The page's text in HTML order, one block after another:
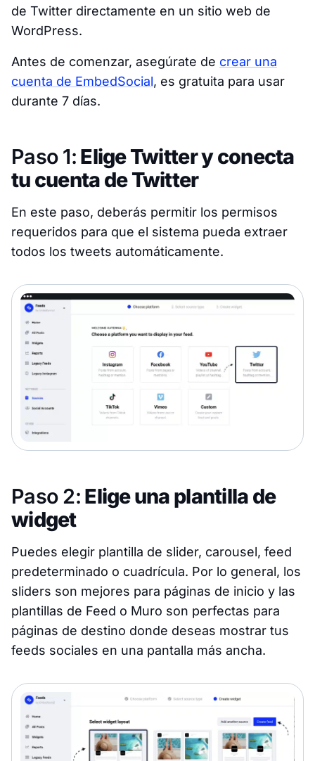
de Twitter directamente en un sitio web de
WordPress.
Antes de comenzar, asegúrate de crear una
cuenta de EmbedSocial, es gratuita para usar
durante 7 días.
Paso 1: Elige Twitter y conecta
tu cuenta de Twitter
En este paso, deberás permitir los permisos
requeridos para que el sistema pueda extraer
todos los tweets automáticamente.
Paso 2: Elige una plantilla de
widget
Puedes elegir plantilla de slider, carousel, feed
predeterminado o cuadrícula. Por lo general, los
sliders son mejores para páginas de inicio y las
plantillas de Feed o Muro son perfectas para
páginas de destino donde deseas mostrar tus
feeds sociales en una pantalla más ancha.